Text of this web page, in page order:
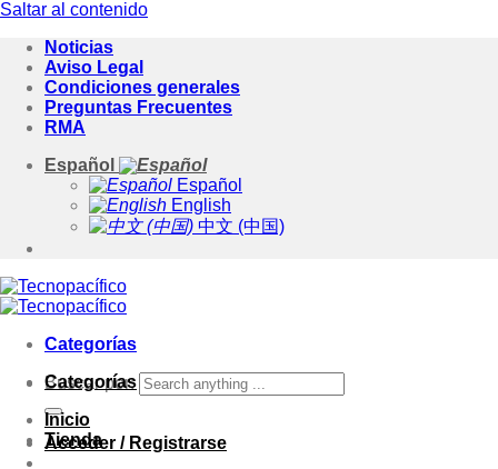
Saltar al contenido
Noticias
Aviso Legal
Condiciones generales
Preguntas Frecuentes
RMA
Español
Español
English
中文 (中国)
Categorías
Buscar por:
Acceder / Registrarse
Categorías
Inicio
Tienda